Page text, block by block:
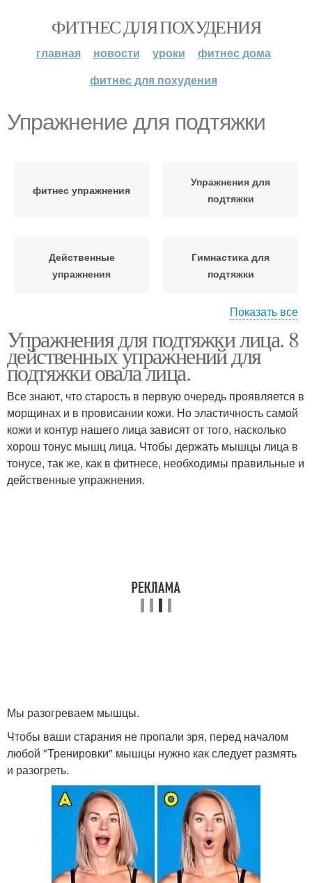
ФИТНЕС ДЛЯ ПОХУДЕНИЯ
главная новости уроки
фитнес дома
фитнес для похудения
Упражнение для подтяжки
фитнес упражнения
Упражнения для
подтяжки
Действенные
упражнения
Гимнастика для
подтяжки
Упражнения для щек
упражнения
Упражнения для мышц Лица для подтяжки
Упражнения в домашних
Упражнения на
Упражнения для
лицевого контура
Показать все
Упражнения для подтяжки лица. 8
действенных упражнений для
подтяжки овала лица.
Все знают, что старость в первую очередь проявляется в
морщинах и в провисании кожи. Но эластичность самой
кожи и контур нашего лица зависят от того, насколько
хорош тонус мышц лица. Чтобы держать мышцы лица в
тонусе, так же, как в фитнесе, необходимы правильные и
действенные упражнения.
Мы разогреваем мышцы.
Чтобы ваши старания не пропали зря, перед началом
любой "Тренировки" мышцы нужно как следует размять
и разогреть.